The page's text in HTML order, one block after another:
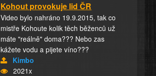
Kohout provokuje lid ČR
Video bylo nahráno 19.9.2015, tak co
mistře Kohoute kolik těch běženců už
máte "reálně" doma??? Nebo zas
kážete vodu a pijete víno???
Kimbo
2021x